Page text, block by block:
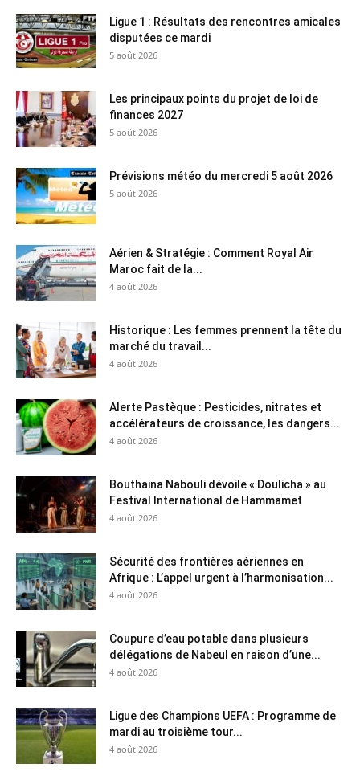
Ligue 1 : Résultats des rencontres amicales
disputées ce mardi
5 août 2026
Les principaux points du projet de loi de
finances 2027
5 août 2026
Prévisions météo du mercredi 5 août 2026
5 août 2026
Aérien & Stratégie : Comment Royal Air
Maroc fait de la...
4 août 2026
Historique : Les femmes prennent la tête du
marché du travail...
4 août 2026
Alerte Pastèque : Pesticides, nitrates et
accélérateurs de croissance, les dangers...
4 août 2026
Bouthaina Nabouli dévoile « Doulicha » au
Festival International de Hammamet
4 août 2026
Sécurité des frontières aériennes en
Afrique : L’appel urgent à l’harmonisation...
4 août 2026
Coupure d’eau potable dans plusieurs
délégations de Nabeul en raison d’une...
4 août 2026
Ligue des Champions UEFA : Programme de
mardi au troisième tour...
4 août 2026